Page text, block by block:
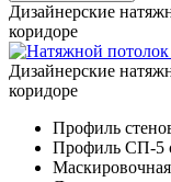
Дизайнерские
коридоре
Дизайнерские
коридоре
Профиль
Профиль СП-5
Маскировочная